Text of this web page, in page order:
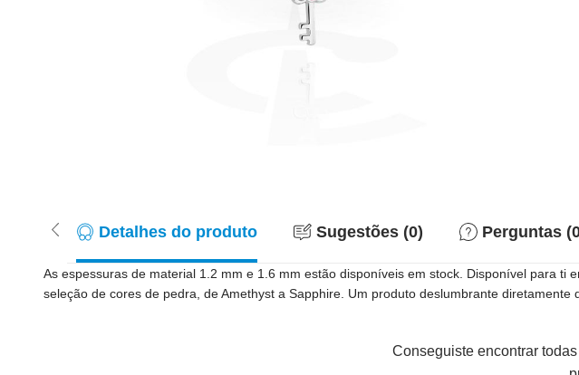
Detalhes do produto Sugestões (0) Perguntas
As espessuras de material 1.2 mm e 1.6 mm estão disponíveis em stock. Disponível para
seleção de cores de pedra, de Amethyst a Sapphire. Um produto deslumbrante
Conseguiste encontrar